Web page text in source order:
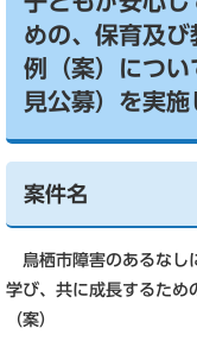
めの、保育及
例（案）につ
見公募）を実
案件名
鳥栖市障害のあるなし
学び、共に成長するため
（案）